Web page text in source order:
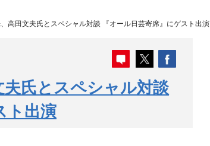
高田文夫氏とスペシャル対談 『オール日芸寄席』にゲスト出演
氏とスペシャル対談
ト出演